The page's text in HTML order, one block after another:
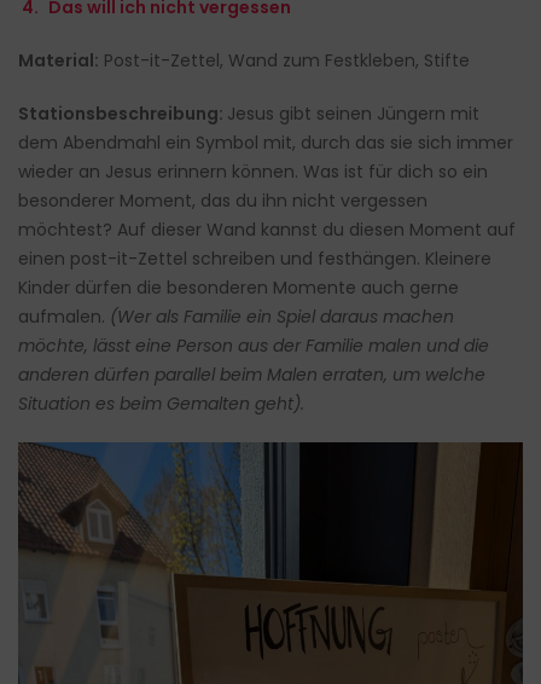
4. Das will ich nicht vergessen
Material: Post-it-Zettel, Wand zum Festkleben, Stifte
Stationsbeschreibung: Jesus gibt seinen Jüngern mit
dem Abendmahl ein Symbol mit, durch das sie sich immer
wieder an Jesus erinnern können. Was ist für dich so ein
besonderer Moment, das du ihn nicht vergessen
möchtest? Auf dieser Wand kannst du diesen Moment auf
einen post-it-Zettel schreiben und festhängen. Kleinere
Kinder dürfen die besonderen Momente auch gerne
aufmalen. (Wer als Familie ein Spiel daraus machen
möchte, lässt eine Person aus der Familie malen und die
anderen dürfen parallel beim Malen erraten, um welche
Situation es beim Gemalten geht).